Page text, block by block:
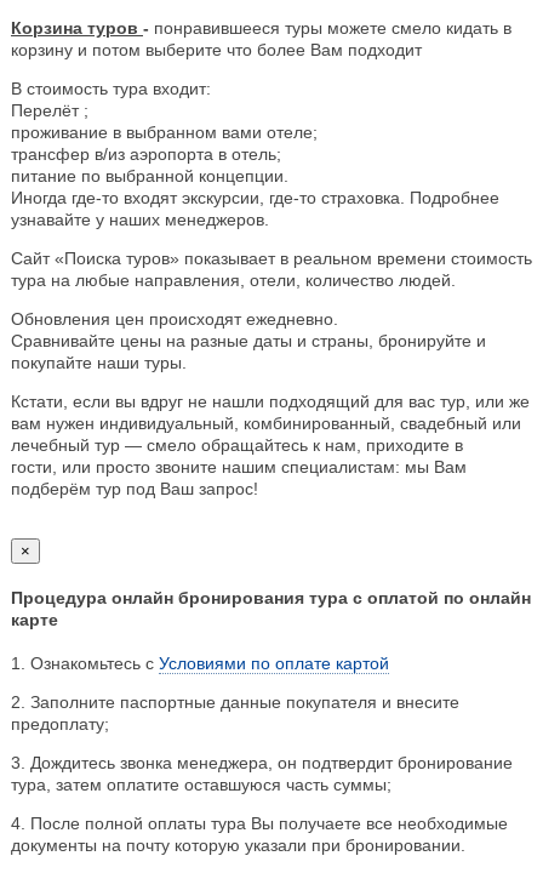
Корзина туров - понравившееся туры можете смело кидать в
корзину и потом выберите что более Вам подходит
В стоимость тура входит:
Перелёт ;
проживание в выбранном вами отеле;
трансфер в/из аэропорта в отель;
питание по выбранной концепции.
Иногда где-то входят экскурсии, где-то страховка. Подробнее
узнавайте у наших менеджеров.
Сайт «Поиска туров» показывает в реальном времени стоимость
тура на любые направления, отели, количество людей.
Обновления цен происходят ежедневно.
Сравнивайте цены на разные даты и страны, бронируйте и
покупайте наши туры.
Кстати, если вы вдруг не нашли подходящий для вас тур, или же
вам нужен индивидуальный, комбинированный, свадебный или
лечебный тур — смело обращайтесь к нам, приходите в
гости, или просто звоните нашим специалистам: мы Вам
подберём тур под Ваш запрос!
×
Процедура онлайн бронирования тура с оплатой по онлайн
карте
1. Ознакомьтесь с Условиями по оплате картой
2. Заполните паспортные данные покупателя и внесите
предоплату;
3. Дождитесь звонка менеджера, он подтвердит бронирование
тура, затем оплатите оставшуюся часть суммы;
4. После полной оплаты тура Вы получаете все необходимые
документы на почту которую указали при бронировании.